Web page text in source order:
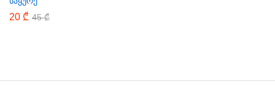
20 ₾ 45₾